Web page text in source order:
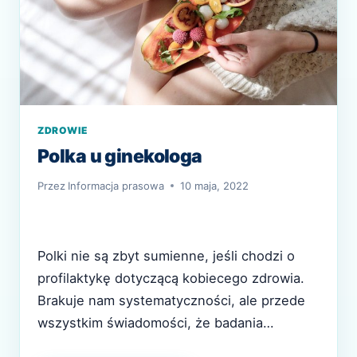
ZDROWIE
Polka u ginekologa
Przez Informacja prasowa 10 maja, 2022
Polki nie są zbyt sumienne, jeśli chodzi o
profilaktykę dotyczącą kobiecego zdrowia.
Brakuje nam systematyczności, ale przede
wszystkim świadomości, że badania